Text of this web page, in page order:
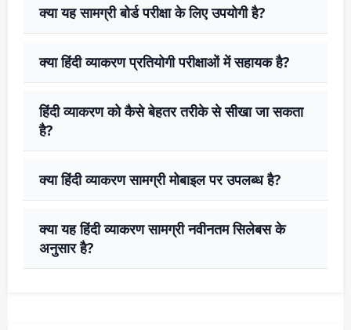
क्या यह सामग्री बोर्ड परीक्षा के लिए उपयोगी है?
क्या हिंदी व्याकरण प्रतियोगी परीक्षाओं में सहायक है?
हिंदी व्याकरण को कैसे बेहतर तरीके से सीखा जा सकता
है?
क्या हिंदी व्याकरण सामग्री मोबाइल पर उपलब्ध है?
क्या यह हिंदी व्याकरण सामग्री नवीनतम सिलेबस के
अनुसार है?